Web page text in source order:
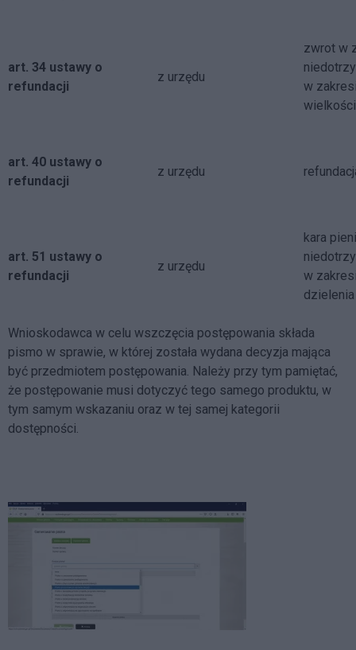
art. 34 ustawy o
refundacji
z urzędu
zwrot w
w
art. 40 ustawy o
refundacji
z urzędu
art. 51 ustawy o
refundacji
z urzędu
kara
w
Wnioskodawca w celu wszczęcia postępowania składa
pismo w sprawie, w której została wydana decyzja mająca
być przedmiotem postępowania. Należy przy tym pamiętać,
że postępowanie musi dotyczyć tego samego produktu, w
tym samym wskazaniu oraz w tej samej kategorii
dostępności.